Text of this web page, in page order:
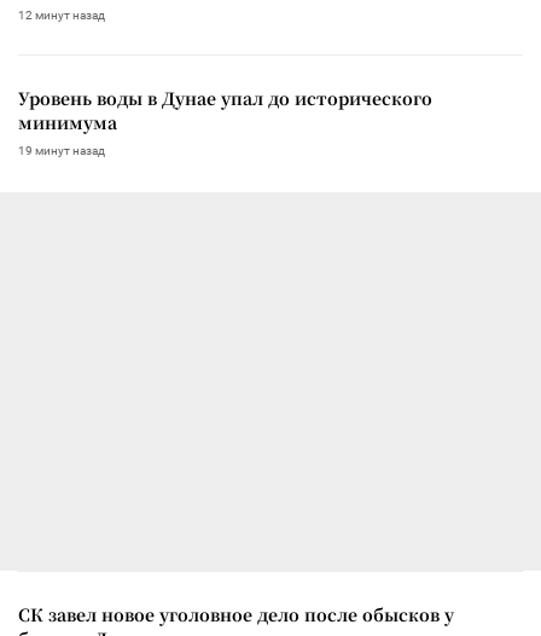
12 минут назад
Уровень воды в Дунае упал до исторического
минимума
19 минут назад
СК завел новое уголовное дело после обысков у